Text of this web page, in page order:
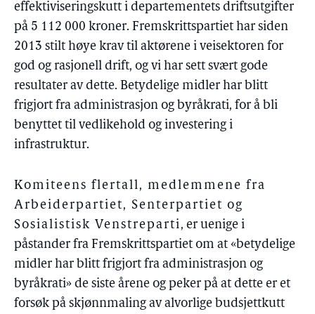
effektiviseringskutt i departementets driftsutgifter
på 5 112 000 kroner. Fremskrittspartiet har siden
2013 stilt høye krav til aktørene i veisektoren for
god og rasjonell drift, og vi har sett svært gode
resultater av dette. Betydelige midler har blitt
frigjort fra administrasjon og byråkrati, for å bli
benyttet til vedlikehold og investering i
infrastruktur.
Komiteens flertall, medlemmene fra
Arbeiderpartiet, Senterpartiet og
Sosialistisk Venstreparti, er uenige i
påstander fra Fremskrittspartiet om at «betydelige
midler har blitt frigjort fra administrasjon og
byråkrati» de siste årene og peker på at dette er et
forsøk på skjønnmaling av alvorlige budsjettkutt